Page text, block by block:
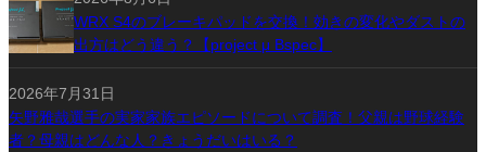
WRX S4のブレーキパッドを交換！効きの変化やダストの
出方はどう違う？【project μ Bspec】
2026年7月31日
矢野雅哉選手の実家家族エピソードについて調査！父親は野球経験
者？母親はどんな人？きょうだいはいる？